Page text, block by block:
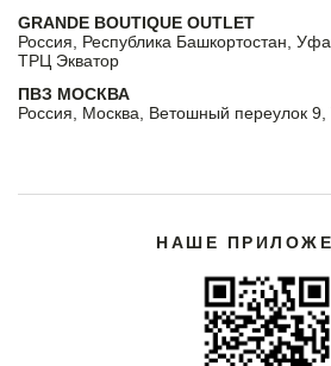
GRANDE BOUTIQUE OUTLET
Россия, Республика Башкортостан,
ТРЦ Экватор
ПВЗ МОСКВА
Россия, Москва, Ветошный переулок
НАШЕ